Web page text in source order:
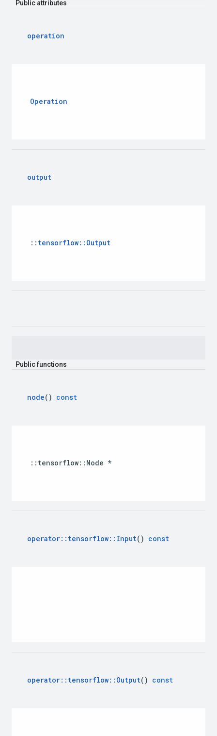
Public attributes
operation
Operation
output
:: tensorflow:: Output
Publicfunctions
node() const
:: tensorflow:: Node *
operator:: tensorflow:: Input() const
operator:: tensorflow:: Output() const